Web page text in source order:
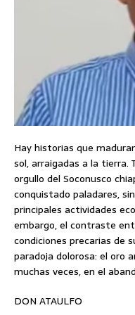
Hay historias que
sol, arraigadas a la tierra.
orgullo del Soconusco
conquistado paladares,
principales actividades
embargo, el contraste
condiciones precarias de
paradoja dolorosa: el oro
muchas veces, en el
DON ATAULFO